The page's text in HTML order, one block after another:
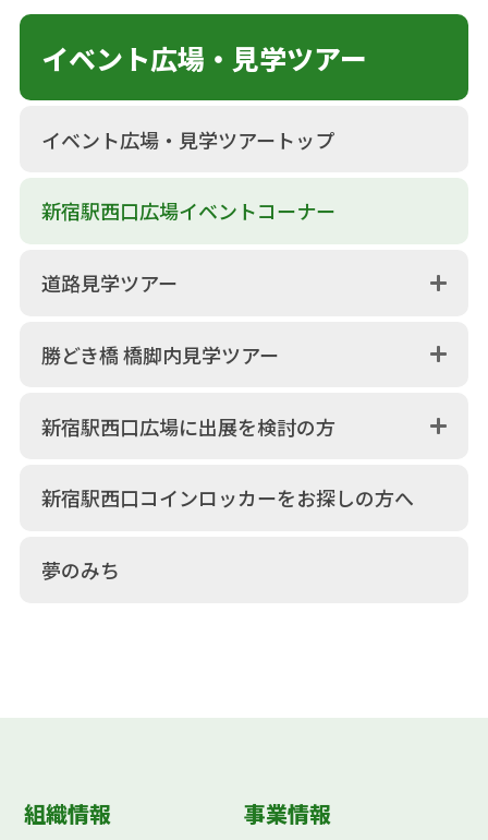
イベント広場・見学ツアー
イベント広場・見学ツアートップ
新宿駅西口広場イベントコーナー
道路見学ツアー
勝どき橋 橋脚内見学ツアー
新宿駅西口広場に出展を検討の方
新宿駅西口コインロッカーをお探しの方へ
夢のみち
組織情報
事業情報